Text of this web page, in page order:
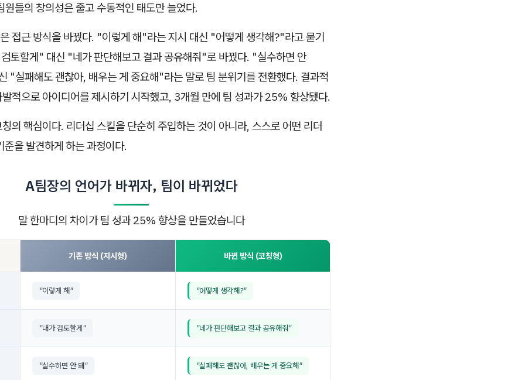
원들의 창의성은 줄고 수동적인 태도만 늘었다.
접근 방식을 바꿨다. "이렇게 해"라는 지시 대신 "어떻게 생각해?"라고 묻기
토할게" 대신 "네가 판단해보고 결과 공유해줘"로 바꿨다. "실수하면 안
"실패해도 괜찮아, 배우는 게 중요해"라는 말로 팀 분위기를 전환했다. 결과적
적으로 아이디어를 제시하기 시작했고, 3개월 만에 팀 성과가 25% 향상됐다.
의 핵심이다. 리더십 스킬을 단순히 주입하는 것이 아니라, 스스로 어떤 리더
준을 발견하게 하는 과정이다.
A팀장의 언어가 바뀌자, 팀이 바뀌었다
말 한마디의 차이가 팀 성과 25% 향상을 만들었습니다
기존 방식 (지시형) 바뀐 방식 (코칭형)
"이렇게 해" "어떻게 생각해?"
"내가 검토할게" "네가 판단해보고 결과 공유해줘"
"실수하면 안 돼" "실패해도 괜찮아, 배우는 게 중요해"